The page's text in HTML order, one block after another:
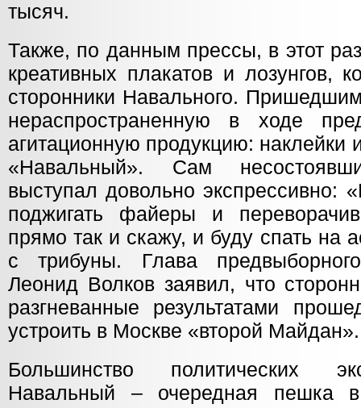
тысяч.
Также, по данным прессы, в этот
креативных плакатов и лозунгов,
сторонники Навального.
нераспространенную в ходе
агитационную продукцию: наклейки
«Навальный». Сам
выступал довольно экспрессивно:
поджигать файеры и
прямо так и скажу, и буду спать на
с трибуны. Глава
Леонид Волков заявил, что
разгневанные результатами
устроить в Москве «второй Майдан».
Большинство политических
Навальный – очередная пешка в